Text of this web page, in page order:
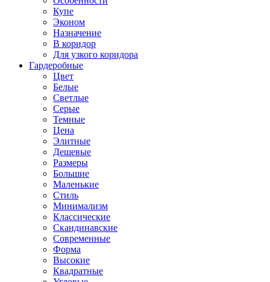
Купе
Эконом
Назначение
В коридор
Для узкого коридора
Гардеробные
Цвет
Белые
Светлые
Серые
Темные
Цена
Элитные
Дешевые
Размеры
Большие
Маленькие
Стиль
Минимализм
Классические
Скандинавские
Современные
Форма
Высокие
Квадратные